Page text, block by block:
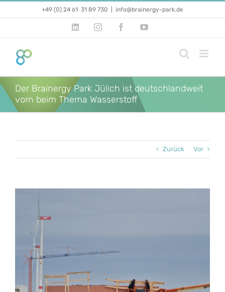
+49 (0) 24 61 31 89 730 info@brainergy-park.de
LinkedInInstagramFacebookYouTube
Der Brainergy Park Jülich ist deutschlandweit
vorn beim Thema Wasserstoff
Zurück Vor
grösseres